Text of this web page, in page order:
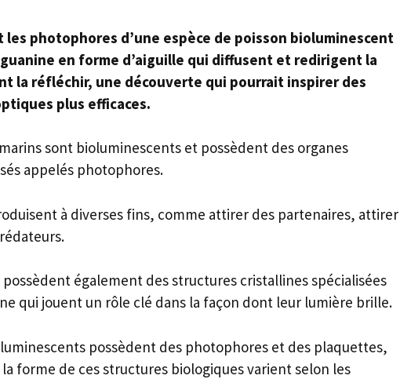
photophores d’une espèce de poisson bioluminescent
en forme d’aiguille qui diffusent et redirigent la
la réfléchir, une découverte qui pourrait inspirer des
plus efficaces.
sont bioluminescents et possèdent des organes
appelés photophores.
à diverses fins, comme attirer des partenaires, attirer
également des structures cristallines spécialisées
qui jouent un rôle clé dans la façon dont leur lumière brille.
possèdent des photophores et des plaquettes,
forme de ces structures biologiques varient selon les